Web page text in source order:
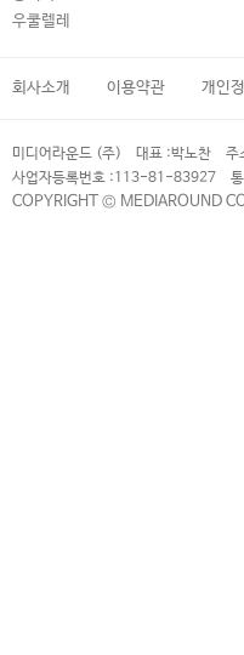
우쿨렐레
회사소개 이용약관 개인
미디어라운드 (주) 대표 :박노찬 주
사업자등록번호 :113-81-83927
COPYRIGHT © MEDIAROUND